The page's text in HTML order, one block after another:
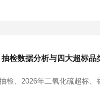
检数据分析与四大超标品
检、2026年二氧化硫超标